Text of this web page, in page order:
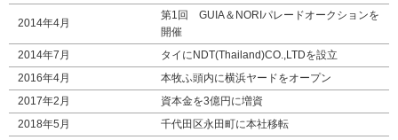
2014年4月
第1回 GUIA＆NORIパレードオークションを
開催
2014年7月
タイにNDT(Thailand)CO.,LTDを設立
2016年4月
本牧ふ頭内に横浜ヤードをオープン
2017年2月
資本金を3億円に増資
2018年5月
千代田区永田町に本社移転